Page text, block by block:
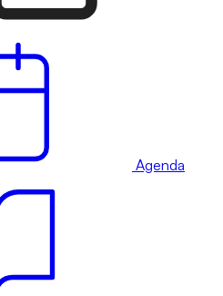
Agenda